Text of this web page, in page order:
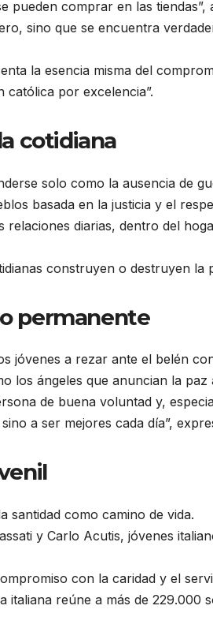
pueden comprar en las
sino que se encuentra
la esencia misma del
católica por excelencia”.
cotidiana
solo como la ausencia de
basada en la justicia y el
relaciones diarias, dentro del
construyen o destruyen la
permanente
jóvenes a rezar ante el belén
los ángeles que anuncian la paz
de buena voluntad y,
a ser mejores cada día”,
santidad como camino de vida.
y Carlo Acutis, jóvenes
con la caridad y el
italiana reúne a más de 229.000